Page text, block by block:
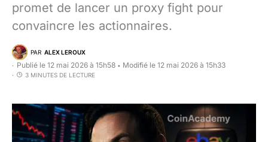
promet de lancer un proxy fight pour
convaincre les actionnaires.
PAR ALEX LEROUX
Publié le 12 mai 2026 à 15h58 • Modifié le 12 mai 2026 à 15h33
3 MINUTES DE LECTURE